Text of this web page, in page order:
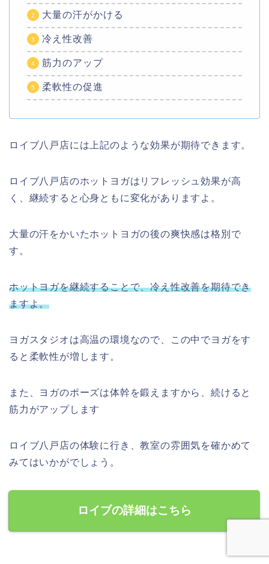
大量の汗がかける
冷え性改善
筋力のアップ
柔軟性の促進
ロイブ八戸店には上記のような効果が期待できます。
ロイブ八戸店のホットヨガはリフレッシュ効果が高
く、継続すると心身ともに変化がありますよ。
大量の汗をかいたホットヨガの後の爽快感は格別で
す。
ホットヨガを継続することで、冷え性改善を期待でき
ますよ。
ヨガスタジオは高温の環境なので、この中でヨガをす
ると柔軟性が増します。
また、ヨガのポーズは体幹を鍛えますから、続けると
筋力がアップします
ロイブ八戸店の体験に行き、教室の雰囲気を確かめて
みてはいかがでしょう。
ロイブの詳細はこちら